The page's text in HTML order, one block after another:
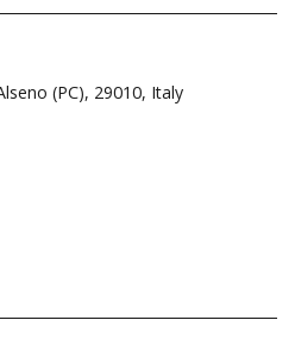
(PC), 29010, Italy